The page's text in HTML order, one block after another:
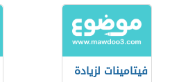
فيتامينات لزيادة